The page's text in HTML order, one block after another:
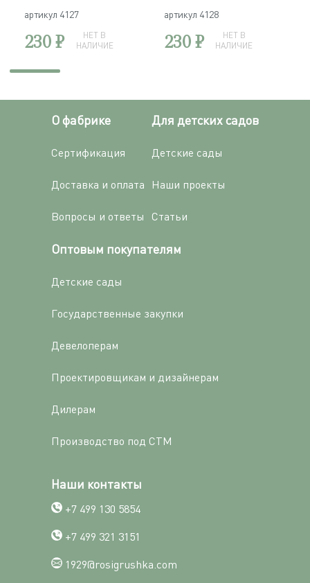
артикул 4127
230 ₽
НЕТ В
НАЛИЧИЕ
артикул 4128
230 ₽
НЕТ В
НАЛИЧИЕ
О фабрике
Сертификация
Доставка и оплата
Вопросы и ответы
Для детских садов
Детские сады
Наши проекты
Статьи
Оптовым покупателям
Детские сады
Государственные закупки
Девелоперам
Проектировщикам и дизайнерам
Дилерам
Производство под СТМ
Наши контакты
+7 499 130 5854
+7 499 321 3151
1929@rosigrushka.com